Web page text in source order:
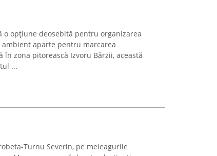
o opțiune deosebită pentru organizarea
aparte pentru marcarea
zona pitorească Izvoru Bârzii, această
...
Turnu Severin, pe meleagurile